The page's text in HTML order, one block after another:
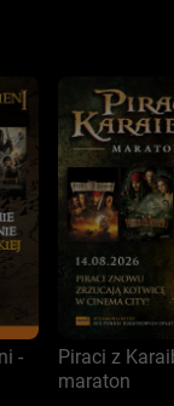
-
Piraci z
maraton